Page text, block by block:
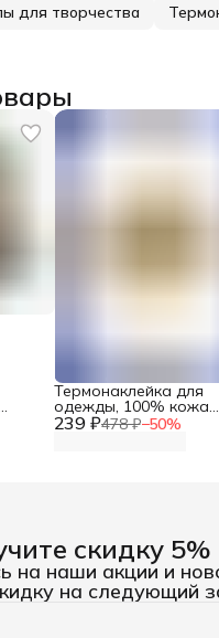
для творчества
239 ₽478 ₽−50%
Термонаклейка для
одежды, 100% кожа
Ручная работа (Hand
скидку 5%
на наши акции и
на следующий